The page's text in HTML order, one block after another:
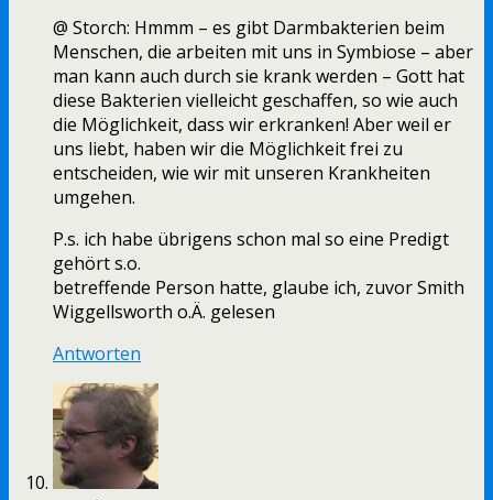
@ Storch: Hmmm – es gibt Darmbakterien beim
Menschen, die arbeiten mit uns in Symbiose – aber
man kann auch durch sie krank werden – Gott hat
diese Bakterien vielleicht geschaffen, so wie auch
die Möglichkeit, dass wir erkranken! Aber weil er
uns liebt, haben wir die Möglichkeit frei zu
entscheiden, wie wir mit unseren Krankheiten
umgehen.
P.s. ich habe übrigens schon mal so eine Predigt
gehört s.o.
betreffende Person hatte, glaube ich, zuvor Smith
Wiggellsworth o.Ä. gelesen
Antworten